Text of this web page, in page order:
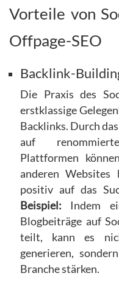
Vorteile von
Offpage-SEO
Backlink-
Die Praxis des
erstklassige
Backlinks. Durch
auf
Plattformen
anderen Websites
positiv auf das
Beispiel: Indem
Blogbeiträge auf
teilt, kann es
generieren,
Branche stärken.